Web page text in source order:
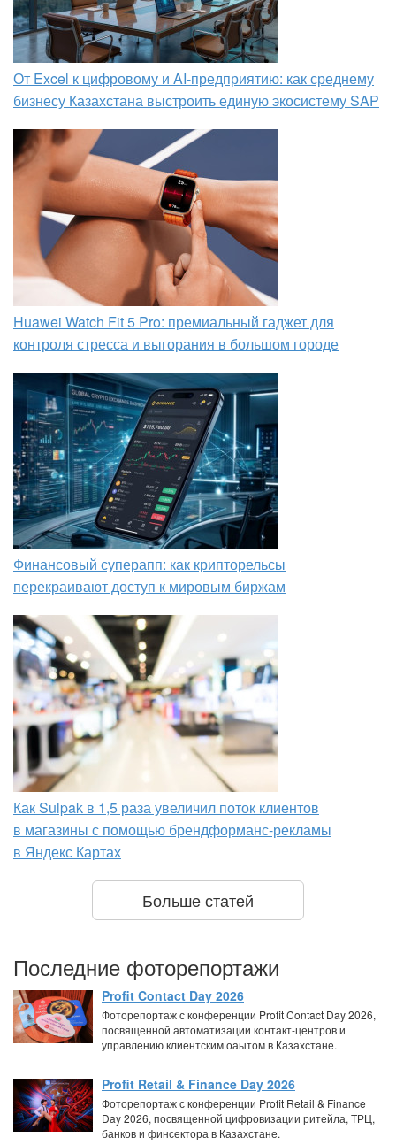
От Excel к цифровому и AI‑предприятию: как среднему
бизнесу Казахстана выстроить единую экосистему SAP
Huawei Watch Fit 5 Pro: премиальный гаджет для
контроля стресса и выгорания в большом городе
Финансовый суперапп: как крипторельсы
перекраивают доступ к мировым биржам
Как Sulpak в 1,5 раза увеличил поток клиентов
в магазины с помощью брендформанс-рекламы
в Яндекс Картах
Больше статей
Последние фоторепортажи
Profit Contact Day 2026
Фоторепортаж с конференции Profit Contact Day 2026,
посвященной автоматизации контакт-центров и
управлению клиентским оаытом в Казахстане.
Profit Retail & Finance Day 2026
Фоторепортаж с конференции Profit Retail & Finance
Day 2026, посвященной цифровизации ритейла, ТРЦ,
банков и финсектора в Казахстане.